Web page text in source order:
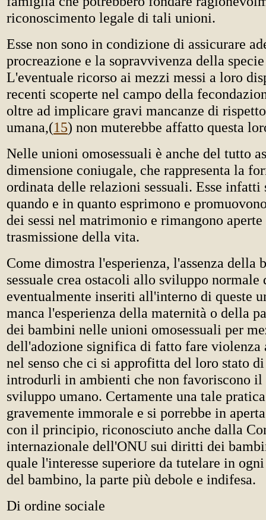
riconoscimento legale di tali unioni.
Esse non sono in condizione di assicurare
procreazione e la sopravvivenza della
L'eventuale ricorso ai mezzi messi a loro
recenti scoperte nel campo della
oltre ad implicare gravi mancanze di
umana,(15) non muterebbe affatto questa
Nelle unioni omosessuali è anche del tutto
dimensione coniugale, che rappresenta la
ordinata delle relazioni sessuali. Esse infatti
quando e in quanto esprimono e
dei sessi nel matrimonio e rimangono
trasmissione della vita.
Come dimostra l'esperienza, l'assenza della
sessuale crea ostacoli allo sviluppo normale
eventualmente inseriti all'interno di queste
manca l'esperienza della maternità o della
dei bambini nelle unioni omosessuali per
dell'adozione significa di fatto fare violenza
nel senso che ci si approfitta del loro stato
introdurli in ambienti che non favoriscono
sviluppo umano. Certamente una tale
gravemente immorale e si porrebbe in
con il principio, riconosciuto anche dalla
internazionale dell'ONU sui diritti dei
quale l'interesse superiore da tutelare in
del bambino, la parte più debole e indifesa.
Di ordine sociale